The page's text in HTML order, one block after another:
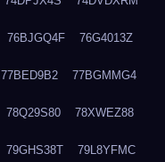
76BJGQ4F 76G4013Z
77BED9B2 77BGMMG4
78Q29S80 78XWEZ88
79GHS38T 79L8YFMC